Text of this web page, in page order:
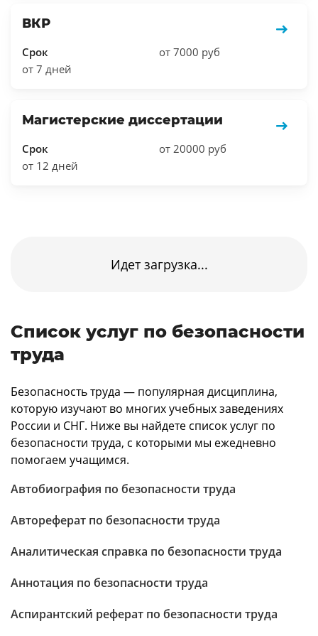
ВКР
Срок
от 7 дней
от 7000 руб
Магистерские диссертации
Срок
от 12 дней
от 20000 руб
Идет загрузка...
Список услуг по безопасности
труда
Безопасность труда — популярная дисциплина,
которую изучают во многих учебных заведениях
России и СНГ. Ниже вы найдете список услуг по
безопасности труда, с которыми мы ежедневно
помогаем учащимся.
Автобиография по безопасности труда
Автореферат по безопасности труда
Аналитическая справка по безопасности труда
Аннотация по безопасности труда
Аспирантский реферат по безопасности труда